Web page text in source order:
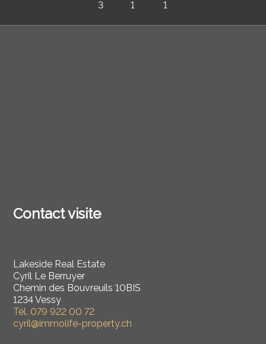
3 1 1
Contact visite
Lakeside Real Estate
Cyril Le Berruyer
Chemin des Bouvreuils 10BIS
1234 Vessy
Tél.079 922 00 72
cyril@immolife-property.ch